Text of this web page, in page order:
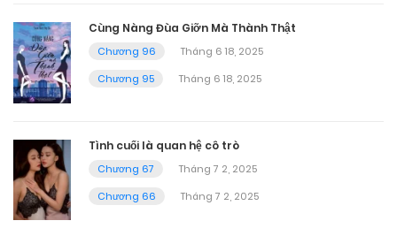
Cùng Nàng Đùa Giỡn Mà Thành Thật
Chương 96
Tháng 6 18, 2025
Chương 95
Tháng 6 18, 2025
Tình cuối là quan hệ cô trò
Chương 67
Tháng 7 2, 2025
Chương 66
Tháng 7 2, 2025